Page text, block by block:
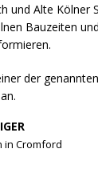
und Alte Kölner
Bauzeiten
der
in Cromford